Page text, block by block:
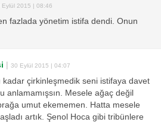
Eylül 2015 | 08:46
fazlada yönetim istifa dendi. Onun
| 30 Eylül 2015 | 04:07
çirkinleşmedik seni istifaya davet
anlamamışsın. Mesele ağaç değil
umut ekememen. Hatta mesele
artık. Şenol Hoca gibi tribünlere